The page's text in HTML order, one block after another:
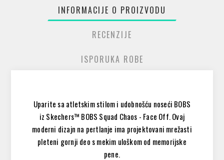
INFORMACIJE O PROIZVODU
RECENZIJE
ISPORUKA ROBE
Uparite sa atletskim stilom i udobnošću noseći BOBS
iz Skechers™ BOBS Squad Chaos - Face Off. Ovaj
moderni dizajn na pertlanje ima projektovani mrežasti
pleteni gornji deo s mekim uloškom od memorijske
pene.